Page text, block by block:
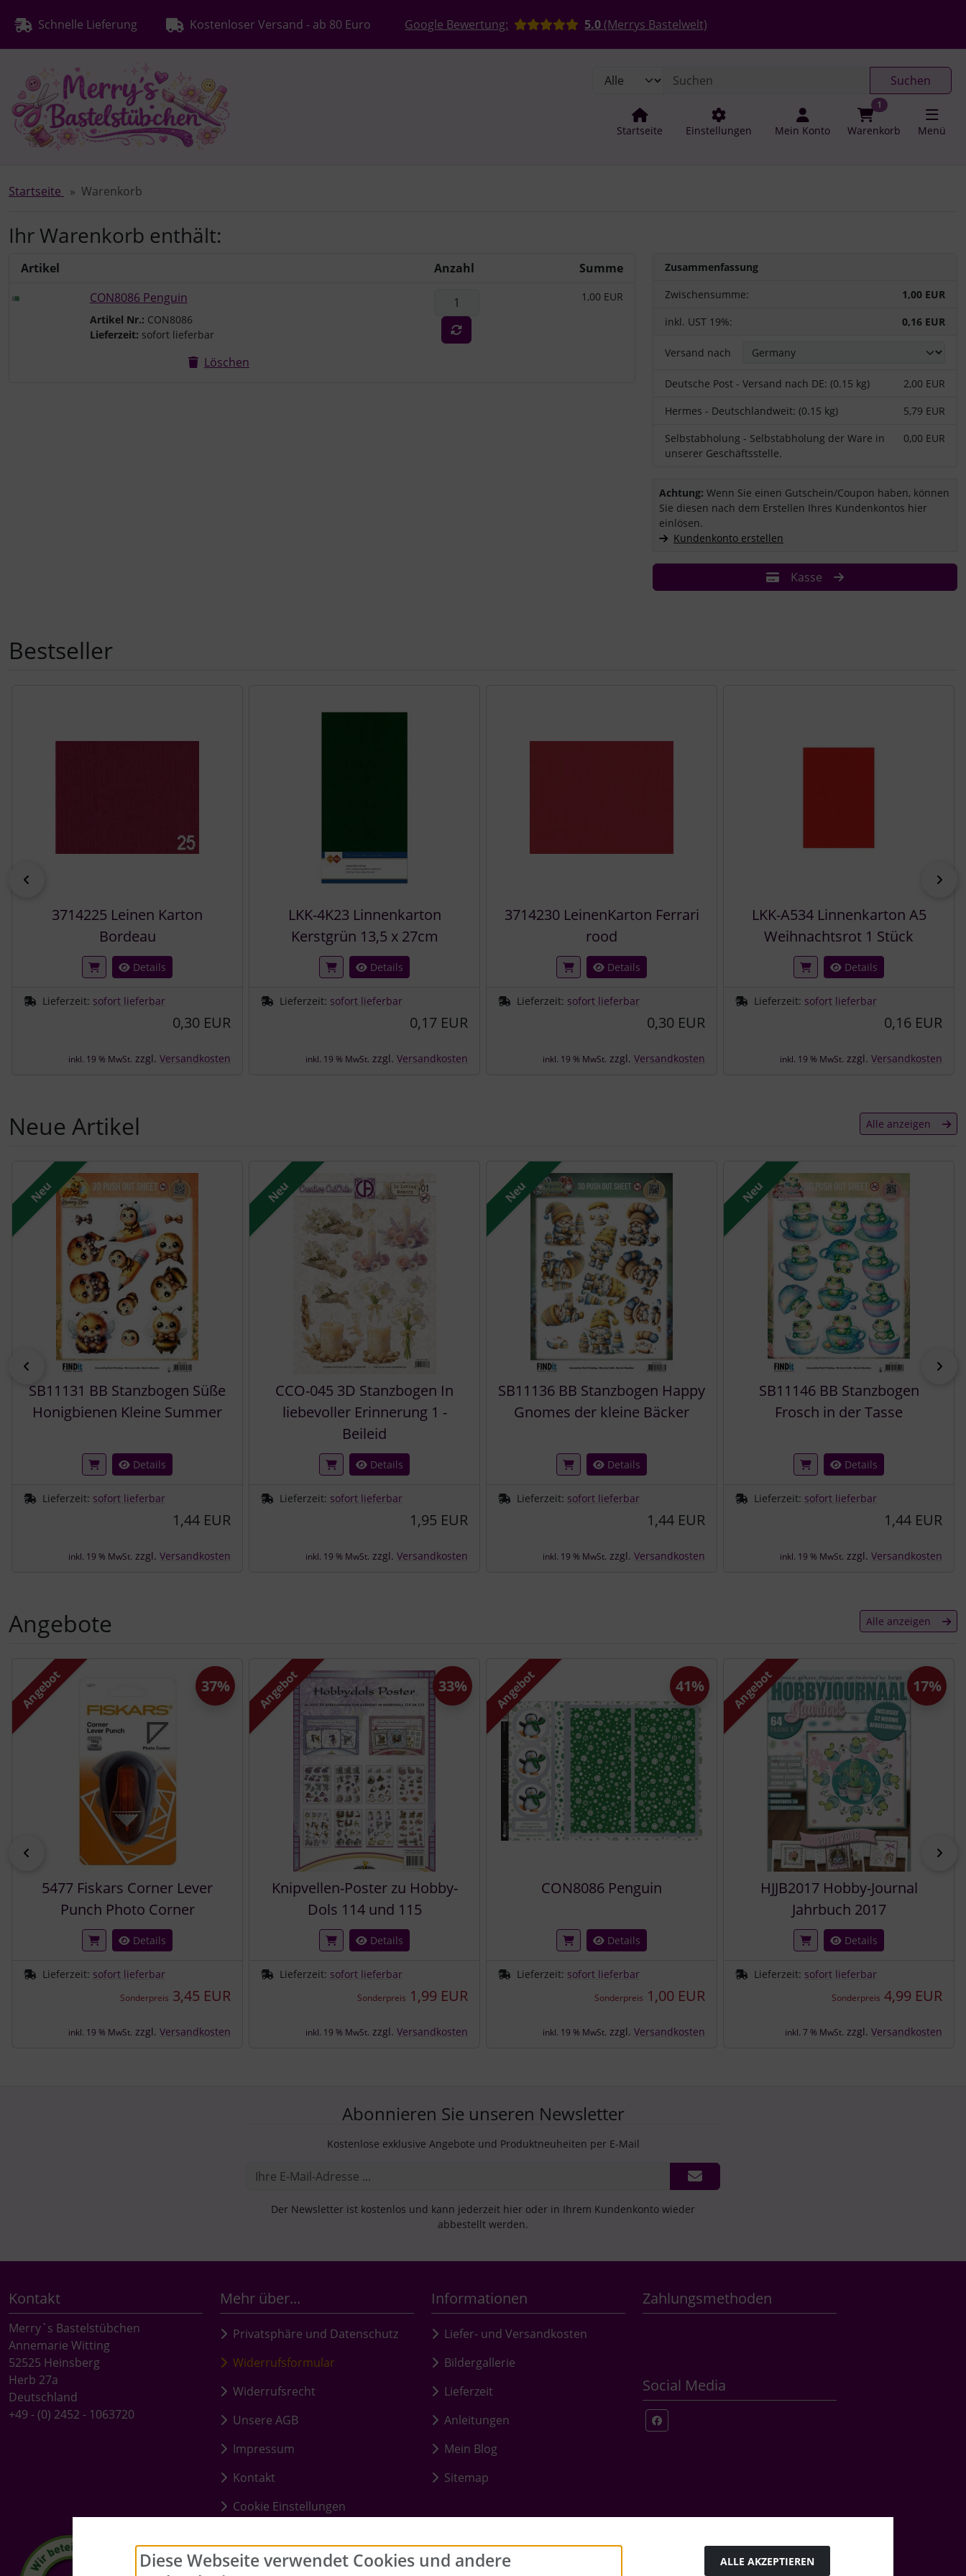
Sprungnavigation
Schnelle Lieferung Kostenloser Versand - ab 80 Euro Google Bewertung: 5.0(Merrys Bastelwelt)
Suchen
Startseite Einstellungen Mein Konto
1
Warenkorb Menü
Startseite Warenkorb
Ihr Warenkorb enthält:
Artikel Anzahl
Summe
CON8086 Penguin
Artikel Nr.: CON8086
Lieferzeit: sofort lieferbar
Löschen
1,00 EUR
Zusammenfassung
Zwischensumme:
1,00 EUR
inkl. UST 19%:
0,16 EUR
Versand nach
Deutsche Post - Versand nach DE: (0.15 kg)
2,00 EUR
Hermes - Deutschlandweit: (0.15 kg)
5,79 EUR
Selbstabholung - Selbstabholung der Ware in
unserer Geschäftsstelle.
0,00 EUR
Sie haben einen Coupon/Gutschein und wollen ihn einlösen?
Achtung: Wenn Sie einen Gutschein/Coupon haben, können
Sie diesen nach dem Erstellen Ihres Kundenkontos hier
einlösen.
Kundenkonto erstellen
Kasse
Bestseller
3714225 Leinen Karton
Bordeau
Details
Lieferzeit: sofort lieferbar
0,30 EUR
inkl. 19 % MwSt. zzgl. Versandkosten
LKK-4K23 Linnenkarton
Kerstgrün 13,5 x 27cm
Details
Lieferzeit: sofort lieferbar
0,17 EUR
inkl. 19 % MwSt. zzgl. Versandkosten
3714230 LeinenKarton Ferrari
rood
Details
Lieferzeit: sofort lieferbar
0,30 EUR
inkl. 19 % MwSt. zzgl. Versandkosten
LKK-A534 Linnenkarton A5
Weihnachtsrot 1 Stück
Details
Lieferzeit: sofort lieferbar
0,16 EUR
inkl. 19 % MwSt. zzgl. Versandkosten
Neue Artikel Alle anzeigen
Es folgt ein Produktslider - navigieren Sie mit der Tab-Taste zu den einzelnen Artikeln.
zurück
Neu
SB11131 BB Stanzbogen Süße
Honigbienen Kleine Summer
Details
Lieferzeit: sofort lieferbar
1,44 EUR
inkl. 19 % MwSt. zzgl. Versandkosten
Neu
CCO-045 3D Stanzbogen In
liebevoller Erinnerung 1 -
Beileid
Details
Lieferzeit: sofort lieferbar
1,95 EUR
inkl. 19 % MwSt. zzgl. Versandkosten
Neu
SB11136 BB Stanzbogen Happy
Gnomes der kleine Bäcker
Details
Lieferzeit: sofort lieferbar
1,44 EUR
inkl. 19 % MwSt. zzgl. Versandkosten
Neu
SB11146 BB Stanzbogen
Frosch in der Tasse
Details
Lieferzeit: sofort lieferbar
1,44 EUR
inkl. 19 % MwSt. zzgl. Versandkosten
Angebote Alle anzeigen
Es folgt ein Produktslider - navigieren Sie mit der Tab-Taste zu den einzelnen Artikeln.
Angebot
5477 Fiskars Corner Lever
Punch Photo Corner
Details
Lieferzeit: sofort lieferbar
Sonderpreis 3,45 EUR
37%
inkl. 19 % MwSt. zzgl. Versandkosten
Angebot
Knipvellen-Poster zu Hobby-
Dols 114 und 115
Details
Lieferzeit: sofort lieferbar
Sonderpreis 1,99 EUR
33%
inkl. 19 % MwSt. zzgl. Versandkosten
Angebot
CON8086 Penguin
Details
Lieferzeit: sofort lieferbar
Sonderpreis 1,00 EUR
41%
inkl. 19 % MwSt. zzgl. Versandkosten
Angebot
HJJB2017 Hobby-Journal
Jahrbuch 2017
Details
Lieferzeit: sofort lieferbar
Sonderpreis 4,99 EUR
17%
inkl. 7 % MwSt. zzgl. Versandkosten
Abonnieren Sie unseren Newsletter
Kostenlose exklusive Angebote und Produktneuheiten per E-Mail
Der Newsletter ist kostenlos und kann jederzeit hier oder in Ihrem Kundenkonto wieder
abbestellt werden.
Kontakt
Merry`s Bastelstübchen
Annemarie Witting
52525 Heinsberg
Herb 27a
Deutschland
+49 - (0) 2452 - 1063720
Mehr über...
Privatsphäre und Datenschutz
Widerrufsformular
Widerrufsrecht
Unsere AGB
Impressum
Kontakt
Cookie Einstellungen
Informationen
Liefer- und Versandkosten
Bildergallerie
Lieferzeit
Anleitungen
Mein Blog
Sitemap
Zahlungsmethoden
Social Media
Diese Webseite verwendet Cookies und andere
ALLE AKZEPTIEREN